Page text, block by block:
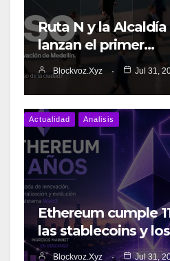
Ruta N y la
lanzan el primer…
Blockvoz.xyz Jul 31,
Actualidad Analisis
Ethereum cumple
las stablecoins y
Blockvoz.xyz Jul 31,